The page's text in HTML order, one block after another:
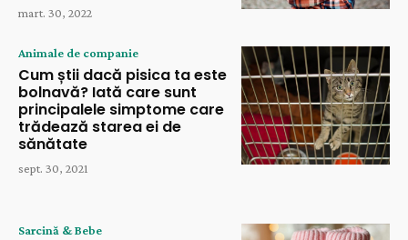
mart. 30, 2022
Animale de companie
Cum știi dacă pisica ta este
bolnavă? Iată care sunt
principalele simptome care
trădează starea ei de
sănătate
sept. 30, 2021
Sarcină & Bebe